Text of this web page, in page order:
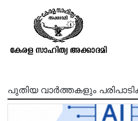
പി.
പുതിയ വാർത്തകളും